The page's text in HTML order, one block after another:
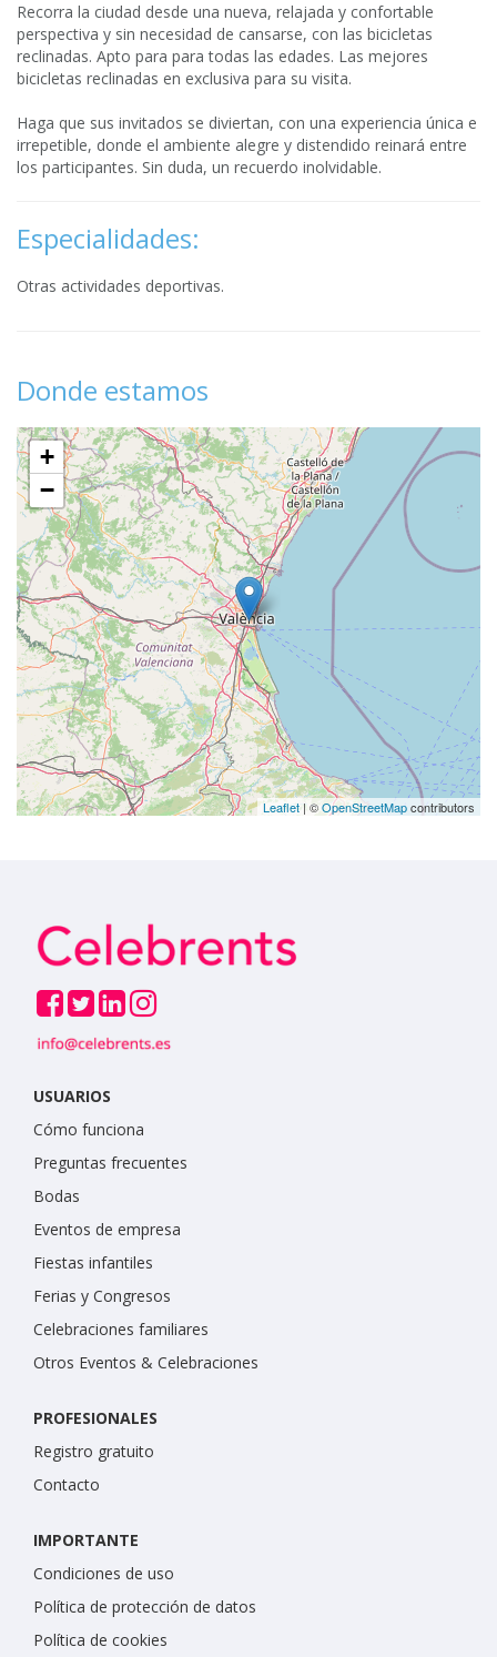
Recorra la ciudad desde una nueva, relajada y confortable
perspectiva y sin necesidad de cansarse, con las bicicletas
reclinadas. Apto para para todas las edades. Las mejores
bicicletas reclinadas en exclusiva para su visita.
Haga que sus invitados se diviertan, con una experiencia única e
irrepetible, donde el ambiente alegre y distendido reinará entre
los participantes. Sin duda, un recuerdo inolvidable.
Especialidades:
Otras actividades deportivas.
Donde estamos
+
−
Leaflet | ©OpenStreetMapcontributors
USUARIOS
Cómo funciona
Preguntas frecuentes
Bodas
Eventos de empresa
Fiestas infantiles
Ferias y Congresos
Celebraciones familiares
Otros Eventos & Celebraciones
PROFESIONALES
Registro gratuito
Contacto
IMPORTANTE
Condiciones de uso
Política de protección de datos
Política de cookies